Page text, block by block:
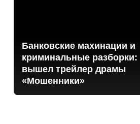
Банковские махинации и
криминальные разборки:
вышел трейлер драмы
«Мошенники»